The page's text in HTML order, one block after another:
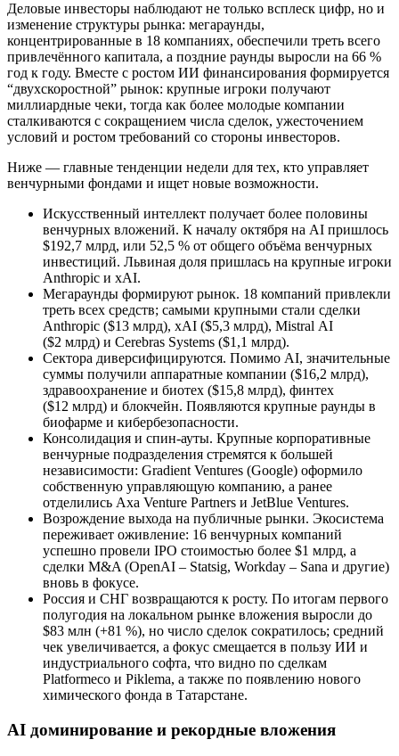
Деловые инвесторы наблюдают не только всплеск цифр, но и
изменение структуры рынка: мегараунды,
концентрированные в 18 компаниях, обеспечили треть всего
привлечённого капитала, а поздние раунды выросли на 66 %
год к году. Вместе с ростом ИИ финансирования формируется
“двухскоростной” рынок: крупные игроки получают
миллиардные чеки, тогда как более молодые компании
сталкиваются с сокращением числа сделок, ужесточением
условий и ростом требований со стороны инвесторов.
Ниже — главные тенденции недели для тех, кто управляет
венчурными фондами и ищет новые возможности.
Искусственный интеллект получает более половины
венчурных вложений. К началу октября на AI пришлось
$192,7 млрд, или 52,5 % от общего объёма венчурных
инвестиций. Львиная доля пришлась на крупные игроки
Anthropic и xAI.
Мегараунды формируют рынок. 18 компаний привлекли
треть всех средств; самыми крупными стали сделки
Anthropic ($13 млрд), xAI ($5,3 млрд), Mistral AI
($2 млрд) и Cerebras Systems ($1,1 млрд).
Сектора диверсифицируются. Помимо AI, значительные
суммы получили аппаратные компании ($16,2 млрд),
здравоохранение и биотех ($15,8 млрд), финтех
($12 млрд) и блокчейн. Появляются крупные раунды в
биофарме и кибербезопасности.
Консолидация и спин-ауты. Крупные корпоративные
венчурные подразделения стремятся к большей
независимости: Gradient Ventures (Google) оформило
собственную управляющую компанию, а ранее
отделились Axa Venture Partners и JetBlue Ventures.
Возрождение выхода на публичные рынки. Экосистема
переживает оживление: 16 венчурных компаний
успешно провели IPO стоимостью более $1 млрд, а
сделки M&A (OpenAI – Statsig, Workday – Sana и другие)
вновь в фокусе.
Россия и СНГ возвращаются к росту. По итогам первого
полугодия на локальном рынке вложения выросли до
$83 млн (+81 %), но число сделок сократилось; средний
чек увеличивается, а фокус смещается в пользу ИИ и
индустриального софта, что видно по сделкам
Platformeco и Piklema, а также по появлению нового
химического фонда в Татарстане.
AI доминирование и рекордные вложения